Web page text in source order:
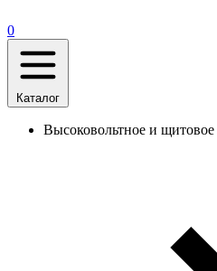
0
Каталог
Высоковольтное и щитовое